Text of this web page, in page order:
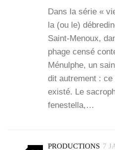
Dans la série «
la (ou le)
Saint-Menoux,
phage cen­sé
Ménulphe, un
dit autre­ment : ce
exis­té. Le
fenes­tel­la,…
PRODUCTIONS 7